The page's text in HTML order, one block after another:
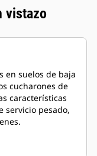
vistazo
en suelos de baja
cucharones de
características
servicio pesado,